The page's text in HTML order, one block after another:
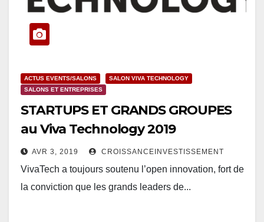
ACTUS EVENTS/SALONS
SALON VIVA TECHNOLOGY
SALONS ET ENTREPRISES
STARTUPS ET GRANDS GROUPES
au Viva Technology 2019
AVR 3, 2019 CROISSANCEINVESTISSEMENT
VivaTech a toujours soutenu l’open innovation, fort de
la conviction que les grands leaders de...